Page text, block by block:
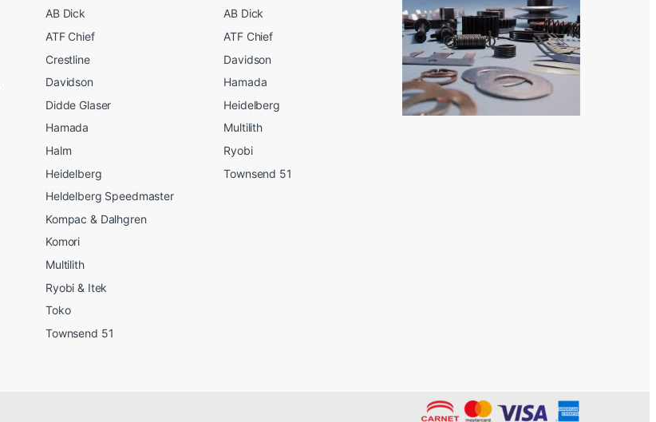
AB Dick
ATF Chief
Crestline
Davidson
Didde Glaser
Hamada
Halm
Heidelberg
Heldelberg Speedmaster
Kompac & Dalhgren
Komori
Multilith
Ryobi & Itek
Toko
Townsend 51
AB Dick
ATF Chief
Davidson
Hamada
Heidelberg
Multilith
Ryobi
Townsend 51